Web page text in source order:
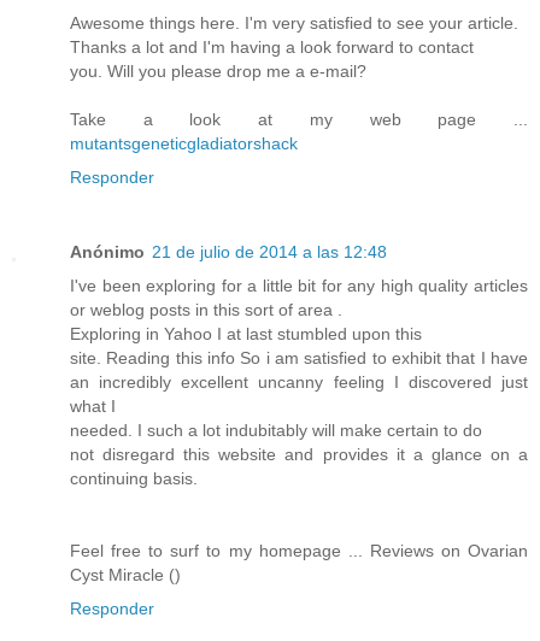
Awesome things here. I'm very satisfied to see your article.
Thanks a lot and I'm having a look forward to contact
you. Will you please drop me a e-mail?
Take a look at my web page ...
mutantsgeneticgladiatorshack
Responder
Anónimo 21 de julio de 2014 a las 12:48
I've been exploring for a little bit for any high quality articles
or weblog posts in this sort of area .
Exploring in Yahoo I at last stumbled upon this
site. Reading this info So i am satisfied to exhibit that I have
an incredibly excellent uncanny feeling I discovered just
what I
needed. I such a lot indubitably will make certain to do
not disregard this website and provides it a glance on a
continuing basis.
Feel free to surf to my homepage ... Reviews on Ovarian
Cyst Miracle ()
Responder